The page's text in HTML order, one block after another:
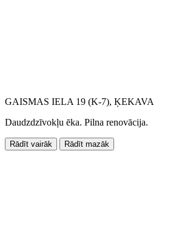
GAISMAS IELA 19 (K-7), ĶEKAVA
Daudzdzīvokļu ēka. Pilna renovācija.
Rādīt vairāk Rādīt mazāk